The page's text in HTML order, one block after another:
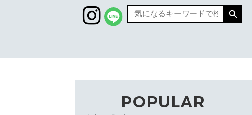
Search
for:
POPULAR